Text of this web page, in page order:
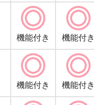
機能付き 機能付き
機能付き
機能付き